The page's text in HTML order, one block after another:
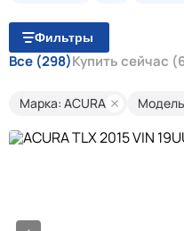
Фильтры
Все (298)Купить сейчас
Марка: ACURA